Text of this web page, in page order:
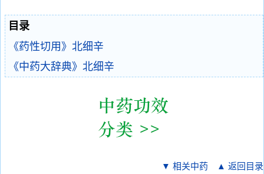
目录
《药性切用》北细辛
《中药大辞典》北细辛
▼ 相关中药 ▲ 返回目录